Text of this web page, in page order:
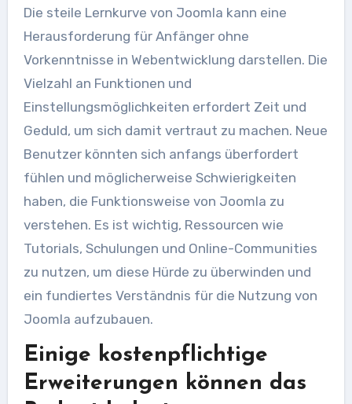
Die steile Lernkurve von Joomla kann eine
Herausforderung für Anfänger ohne
Vorkenntnisse in Webentwicklung darstellen. Die
Vielzahl an Funktionen und
Einstellungsmöglichkeiten erfordert Zeit und
Geduld, um sich damit vertraut zu machen. Neue
Benutzer könnten sich anfangs überfordert
fühlen und möglicherweise Schwierigkeiten
haben, die Funktionsweise von Joomla zu
verstehen. Es ist wichtig, Ressourcen wie
Tutorials, Schulungen und Online-Communities
zu nutzen, um diese Hürde zu überwinden und
ein fundiertes Verständnis für die Nutzung von
Joomla aufzubauen.
Einige kostenpflichtige
Erweiterungen können das